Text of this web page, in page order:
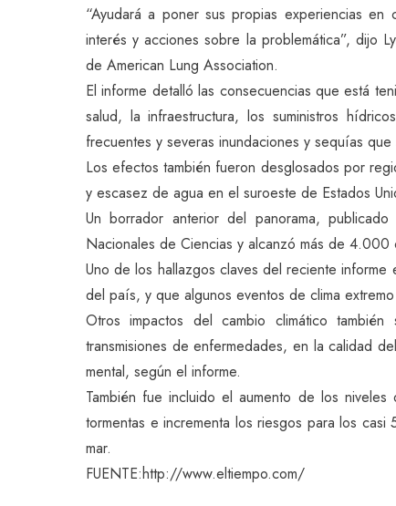
“Ayudará a poner sus propias experiencias
interés y acciones sobre la problemática”, dijo
de American Lung Association.
El informe detalló las consecuencias que está
salud, la infraestructura, los suministros
frecuentes y severas inundaciones y sequías
Los efectos también fueron desglosados por
y escasez de agua en el suroeste de Estados
Un borrador anterior del panorama,
Nacionales de Ciencias y alcanzó más de 4.000
Uno de los hallazgos claves del reciente
del país, y que algunos eventos de clima
Otros impactos del cambio climático
transmisiones de enfermedades, en la calidad
mental, según el informe.
También fue incluido el aumento de los
tormentas e incrementa los riesgos para los
mar.
FUENTE:http://www.eltiempo.com/